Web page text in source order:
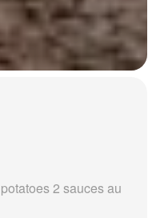
2 sauces au